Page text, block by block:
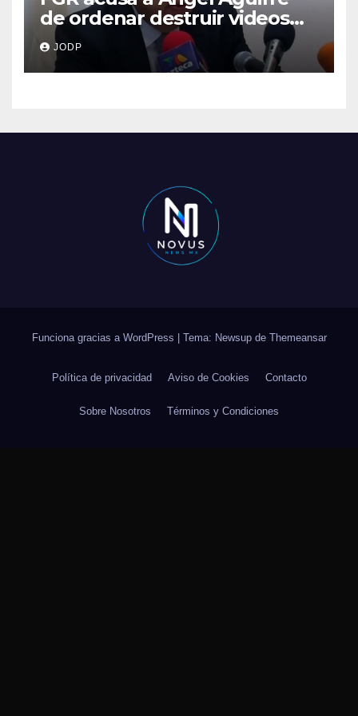
de ordenar destruir videos
clave del caso Ayotzinapa
JODP
Funciona gracias a WordPress Tema: Newsup de Themeansar
Política de privacidad Aviso de Cookies Contacto
Sobre Nosotros Términos y Condiciones